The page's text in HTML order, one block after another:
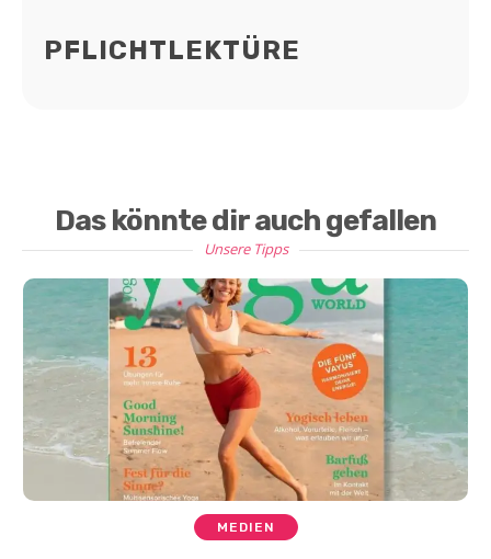
PFLICHTLEKTÜRE
Das könnte dir auch gefallen
Unsere Tipps
MEDIEN